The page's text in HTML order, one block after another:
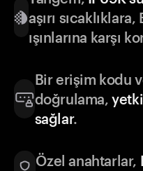
aşırı
ışınlarına karşı
Bir erişim kodu
doğrulama,
sağlar.
Özel anahtarlar,